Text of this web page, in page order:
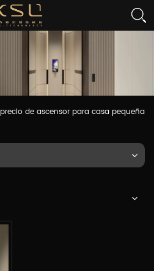
precio de ascensor para casa pequeña